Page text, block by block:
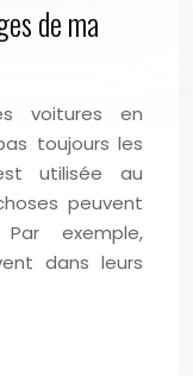
de ma
voitures en
toujours les
utilisée au
peuvent
exemple,
dans leurs